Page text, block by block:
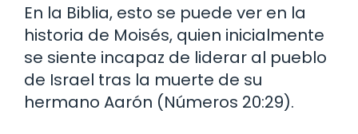
En la Biblia, esto se puede ver en la
historia de Moisés, quien inicialmente
se siente incapaz de liderar al pueblo
de Israel tras la muerte de su
hermano Aarón (Números 20:29).